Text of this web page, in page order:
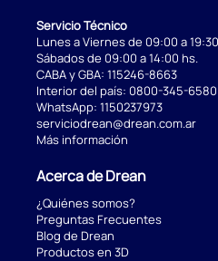
Servicio Técnico
Lunes a Viernes de 09:00 a
Sábados de 09:00 a 14:00 hs.
CABA y GBA: 115246-8663
Interior del país: 0800-345-6580
WhatsApp: 1150237973
serviciodrean@drean.com.ar
Más información
Acerca de Drean
¿Quiénes somos?
Preguntas Frecuentes
Blog de Drean
Productos en 3D